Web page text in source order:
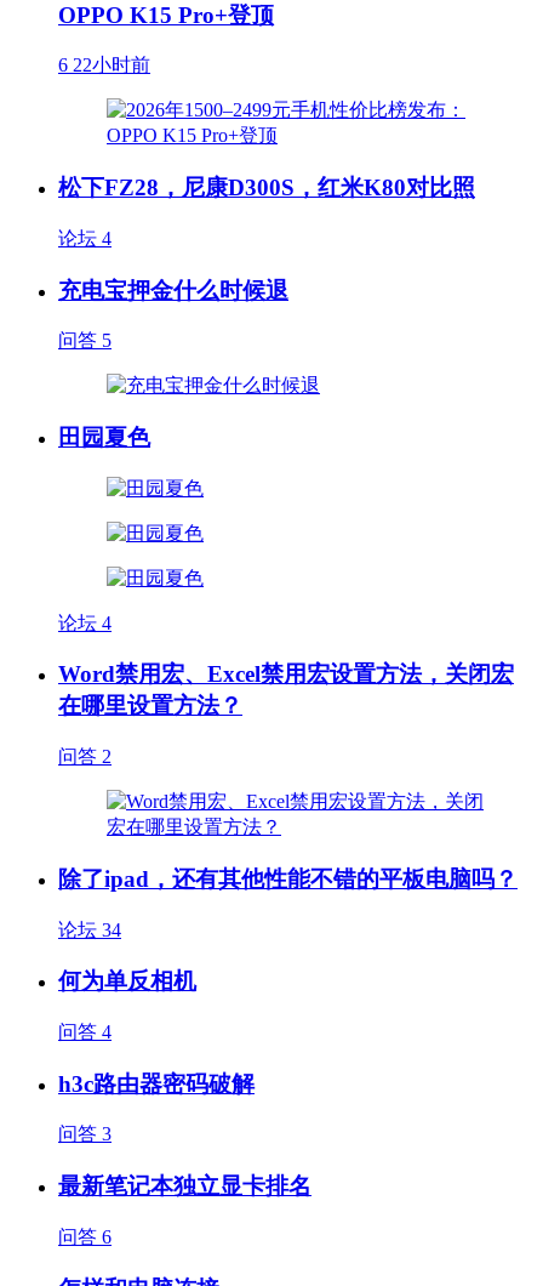
OPPO K15 Pro+登顶
6 22小时前
松下FZ28，尼康D300S，红米K80对比照
论坛 4
充电宝押金什么时候退
问答 5
田园夏色
论坛 4
Word禁用宏、Excel禁用宏设置方法，关闭宏
在哪里设置方法？
问答 2
除了ipad，还有其他性能不错的平板电脑吗？
论坛 34
何为单反相机
问答 4
h3c路由器密码破解
问答 3
最新笔记本独立显卡排名
问答 6